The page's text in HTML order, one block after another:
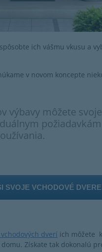
ich vášmu vkusu a
v novom koncepte
výbavy môžete
SVOJE VCHODOVÉ
dverí ich môžete
Získate tak dokonalú